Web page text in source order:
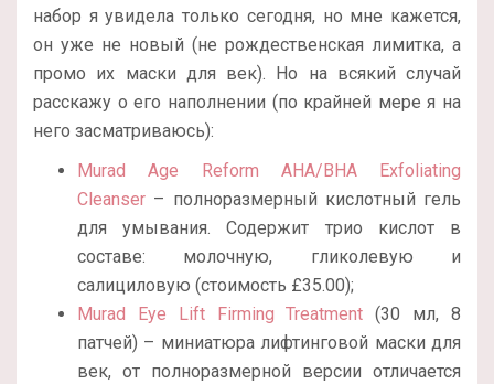
набор я увидела только сегодня, но мне кажется,
он уже не новый (не рождественская лимитка, а
промо их маски для век). Но на всякий случай
расскажу о его наполнении (по крайней мере я на
него засматриваюсь):
Murad Age Reform AHA/BHA Exfoliating
Cleanser – полноразмерный кислотный гель
для умывания. Содержит трио кислот в
составе: молочную, гликолевую и
салициловую (стоимость £35.00);
Murad Eye Lift Firming Treatment (30 мл, 8
патчей) – миниатюра лифтинговой маски для
век, от полноразмерной версии отличается